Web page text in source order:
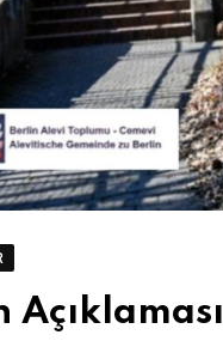
Açıklaması